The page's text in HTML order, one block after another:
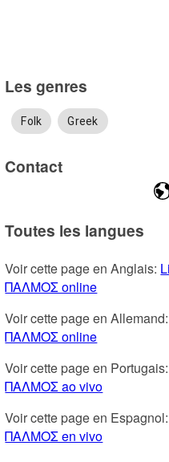
Les genres
Folk Greek
Contact
Toutes les langues
Voir cette page en Anglais:
ΠΑΛΜΟΣ online
Voir cette page en Allemand:
ΠΑΛΜΟΣ online
Voir cette page en Portugais:
ΠΑΛΜΟΣ ao vivo
Voir cette page en Espagnol:
ΠΑΛΜΟΣ en vivo